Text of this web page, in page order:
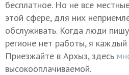
бесплатное. Но не все
этой сфере, для них
обслуживать. Когда люди
регионе нет работы, я каждый
Приезжайте в Архыз, здесь
высокооплачиваемой.